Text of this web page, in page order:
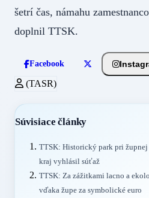
šetrí čas, námahu
doplnil TTSK.
Facebook
(TASR)
Súvisiace články
TTSK: Historický park pri župnej
kraj vyhlásil súťaž
TTSK: Za zážitkami lacno a
vďaka župe za symbolické euro